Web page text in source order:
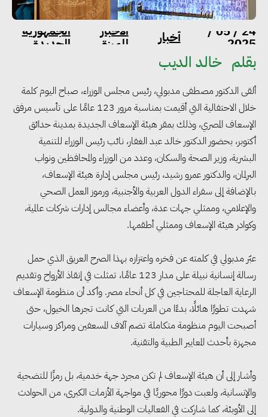
24 / 05 /
2025 أخبار الاخبار
المميزة
الجمهورية
الجديدة
بقلم خالد الديب
ألقى الدكتور مصطفى مدبولي، رئيس مجلس الوزراء، صباح اليوم كلمة
خلال الاحتفالية التي أقيمت بمناسبة مرور 123 عامًا على تأسيس مرفق
الإسعاف المصري، وذلك بمقر هيئة الإسعاف الجديدة بمدينة حدائق
أكتوبر، بحضور الدكتور خالد عبد الغفار، نائب رئيس الوزراء للتنمية
البشرية، وزير الصحة والسكان، وعدد من الوزراء والمحافظين ونواب
البرلمان، والدكتور عمرو رشيد، رئيس مجلس إدارة هيئة الإسعاف،
بالإضافة إلى سفراء الدول العربية والأجنبية، ورموز العمل الصحي
والإعلامي، وممثلي جهات عدة، وأعضاء مجالس إدارات شركات عالمية،
وكوادر هيئة الإسعاف وممثلي أطقمها.
عبّر مدبولي في كلمته عن فخره واعتزازه بهذا الصرح العريق الذي حمل
رسالة إنسانية نبيلة على مدار 123 عامًا، تمثلت في إنقاذ الأرواح وتقديم
الرعاية العاجلة للمحتاجين في كل أنحاء مصر. وأكد أن منظومة الإسعاف
شهدت تطورًا هائلًا، بدءًا من العربات التي كانت تجرها الخيول، حتى
أصبحت اليوم منظومة متكاملة تضم آلاف المسعفين ومراكز وسيارات
مجهزة بأحدث المعايير الطبية والتقنية.
وأشار إلى أن هيئة الإسعاف لم تكن مجرد جهة خدمية، بل رمزًا للتضحية
والإنسانية، ولعبت دورًا محوريًا في مواجهة الأزمات الكبرى، من الحوادث
إلى الأوبئة، كما شاركت في الفعاليات الوطنية والدولية.